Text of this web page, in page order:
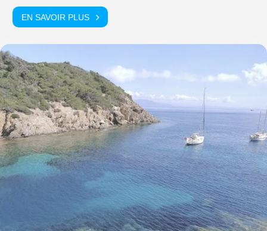
EN SAVOIR PLUS